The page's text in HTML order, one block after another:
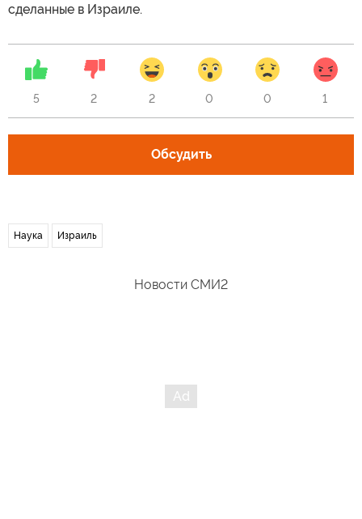
сделанные в Израиле.
5 2 2 0 0 1
Обсудить
Наука Израиль
Новости СМИ2